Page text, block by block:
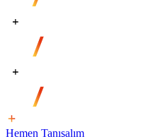
Hemen Tanışalım